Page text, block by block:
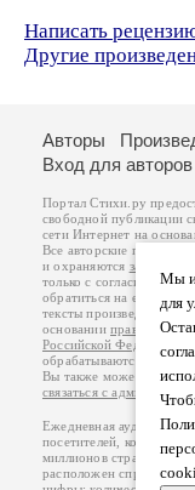
Написать
Другие
Мы
для
Авторы
Вход для авторов
Портал Стихи.ру
свободной публикации
сети Интернет на
Все авторские права на
и охраняются законом
.
только с согласия его
обратиться на его
тексты произведений
основанииправил
Российской Федерации
обрабатываются на
Вы также можете
связаться с
Ежедневная аудитория
посетителей, которые в
миллионов страниц по
расположен справа от